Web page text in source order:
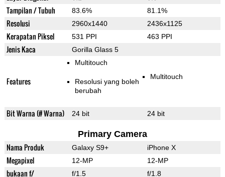
Tampilan / Tubuh 83.6% 81.1%
Resolusi 2960x1440 2436x1125
Kerapatan Piksel 531 PPI 463 PPI
Jenis Kaca Gorilla Glass 5
Features
Multitouch
Resolusi yang boleh
berubah
Multitouch
Bit Warna (# Warna) 24 bit 24 bit
Primary Camera
Nama Produk Galaxy S9+ iPhone X
Megapixel 12-MP 12-MP
bukaan f/ f/1.5 f/1.8